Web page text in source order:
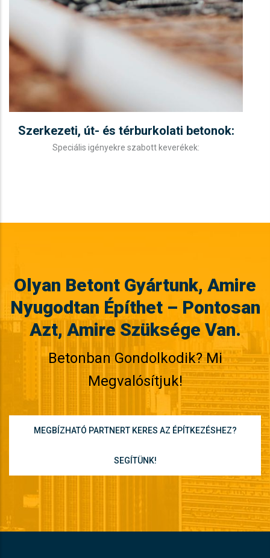
Szerkezeti, út- és térburkolati betonok:
Speciális igényekre szabott keverékek:
Olyan Betont Gyártunk, Amire
Nyugodtan Építhet – Pontosan
Azt, Amire Szüksége Van.
Betonban Gondolkodik? Mi
Megvalósítjuk!
MEGBÍZHATÓ PARTNERT KERES AZ ÉPÍTKEZÉSHEZ?
SEGÍTÜNK!